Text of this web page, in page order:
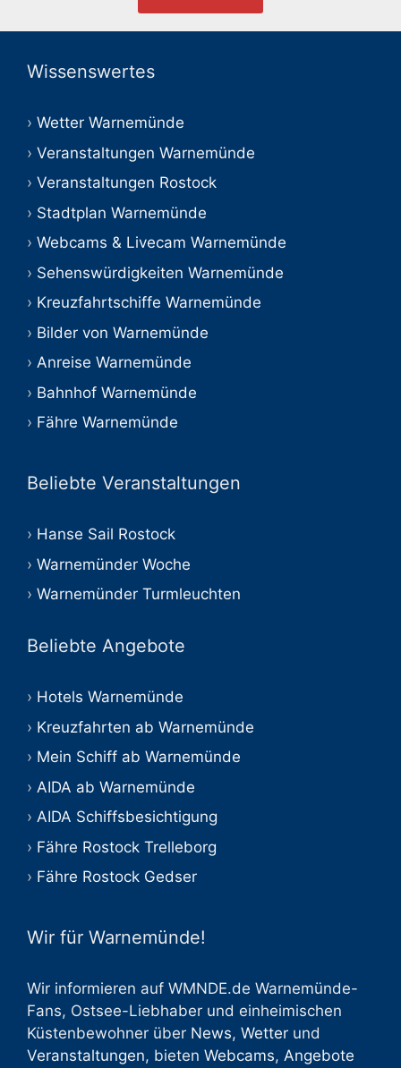
Wissenswertes
Wetter Warnemünde
Veranstaltungen Warnemünde
Veranstaltungen Rostock
Stadtplan Warnemünde
Webcams & Livecam Warnemünde
Sehenswürdigkeiten Warnemünde
Kreuzfahrtschiffe Warnemünde
Bilder von Warnemünde
Anreise Warnemünde
Bahnhof Warnemünde
Fähre Warnemünde
Beliebte Veranstaltungen
Hanse Sail Rostock
Warnemünder Woche
Warnemünder Turmleuchten
Beliebte Angebote
Hotels Warnemünde
Kreuzfahrten ab Warnemünde
Mein Schiff ab Warnemünde
AIDA ab Warnemünde
AIDA Schiffsbesichtigung
Fähre Rostock Trelleborg
Fähre Rostock Gedser
Wir für Warnemünde!
Wir informieren auf WMNDE.de Warnemünde-
Fans, Ostsee-Liebhaber und einheimischen
Küstenbewohner über News, Wetter und
Veranstaltungen, bieten Webcams, Angebote